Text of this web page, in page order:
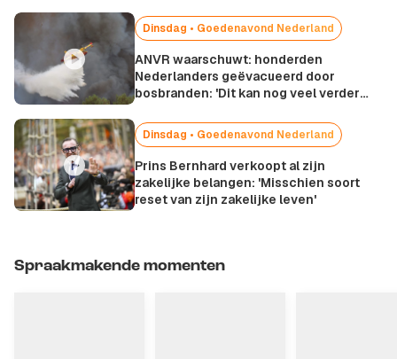
Dinsdag • Goedenavond Nederland
ANVR waarschuwt: honderden
Nederlanders geëvacueerd door
bosbranden: 'Dit kan nog veel verder
Dinsdag • Goedenavond Nederland
Prins Bernhard verkoopt al zijn
zakelijke belangen: 'Misschien soort
reset van zijn zakelijke leven'
Spraakmakende momenten